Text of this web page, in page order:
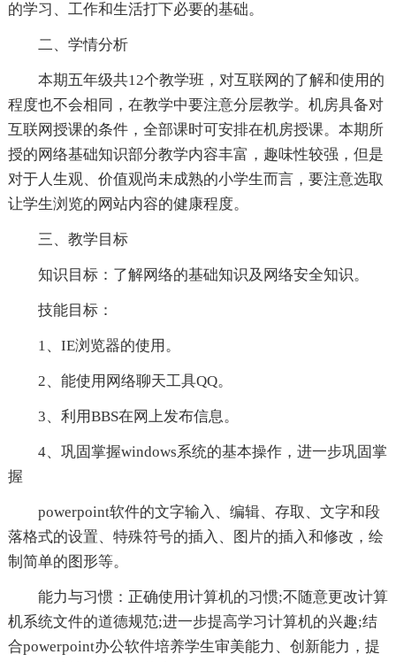
的学习、工作和生活打下必要的基础。
二、学情分析
本期五年级共12个教学班，对互联网的了解和使用的
程度也不会相同，在教学中要注意分层教学。机房具备对
互联网授课的条件，全部课时可安排在机房授课。本期所
授的网络基础知识部分教学内容丰富，趣味性较强，但是
对于人生观、价值观尚未成熟的小学生而言，要注意选取
让学生浏览的网站内容的健康程度。
三、教学目标
知识目标：了解网络的基础知识及网络安全知识。
技能目标：
1、IE浏览器的使用。
2、能使用网络聊天工具QQ。
3、利用BBS在网上发布信息。
4、巩固掌握windows系统的基本操作，进一步巩固掌
握
powerpoint软件的文字输入、编辑、存取、文字和段
落格式的设置、特殊符号的插入、图片的插入和修改，绘
制简单的图形等。
能力与习惯：正确使用计算机的习惯;不随意更改计算
机系统文件的道德规范;进一步提高学习计算机的兴趣;结
合powerpoint办公软件培养学生审美能力、创新能力，提